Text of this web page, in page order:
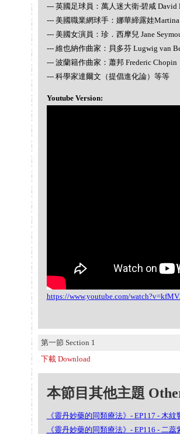
--- 英國足球員：萬人迷大衛‧碧咸 David
--- 美國職業網球手：娜華締露娃
--- 美國女演員：珍．西摩兒 Jane
--- 維也納作曲家：貝多芬 Lugwig van
--- 波蘭籍作曲家：蕭邦 Frederic
--- 科學家達爾文（提倡進化論）等等
Youtube Version:
https://www.youtube.com/
第一節 Section 1
下載 Download
本節目其他主題
《靈丹妙藥的同類療法》- EP117 - 木
《靈丹妙藥的同類療法》- EP116 - 二